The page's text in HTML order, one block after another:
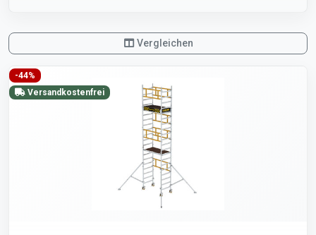
Vergleichen
-44%
Versandkostenfrei